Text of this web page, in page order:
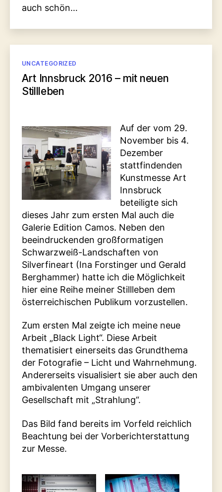
auch schön…
Kategorien
UNCATEGORIZED
Art Innsbruck 2016 – mit neuen
Stillleben
Auf der vom 29.
November bis 4.
Dezember
stattfindenden
Kunstmesse Art
Innsbruck
beteiligte sich
dieses Jahr zum ersten Mal auch die
Galerie Edition Camos. Neben den
beeindruckenden großformatigen
Schwarzweiß-Landschaften von
Silverfineart (Ina Forstinger und Gerald
Berghammer) hatte ich die Möglichkeit
hier eine Reihe meiner Stillleben dem
österreichischen Publikum vorzustellen.
Zum ersten Mal zeigte ich meine neue
Arbeit „Black Light“. Diese Arbeit
thematisiert einerseits das Grundthema
der Fotografie – Licht und Wahrnehmung.
Andererseits visualisiert sie aber auch den
ambivalenten Umgang unserer
Gesellschaft mit „Strahlung“.
Das Bild fand bereits im Vorfeld reichlich
Beachtung bei der Vorberichterstattung
zur Messe.